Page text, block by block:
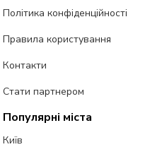
Політика конфіденційності
Правила користування
Контакти
Стати партнером
Популярні міста
Київ